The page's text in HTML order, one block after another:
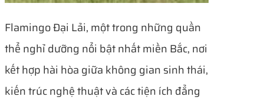
Flamingo Đại Lải, một trong những quần
thể nghỉ dưỡng nổi bật nhất miền Bắc, nơi
kết hợp hài hòa giữa không gian sinh thái,
kiến trúc nghệ thuật và các tiện ích đẳng